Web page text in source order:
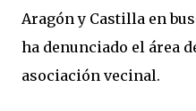
Aragón y Castilla en
ha denunciado el área
asociación vecinal.